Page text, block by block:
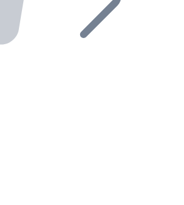
API nel tuo ecosistema.
rete di rivenditori e
del tuo progetto al nostro servizio di